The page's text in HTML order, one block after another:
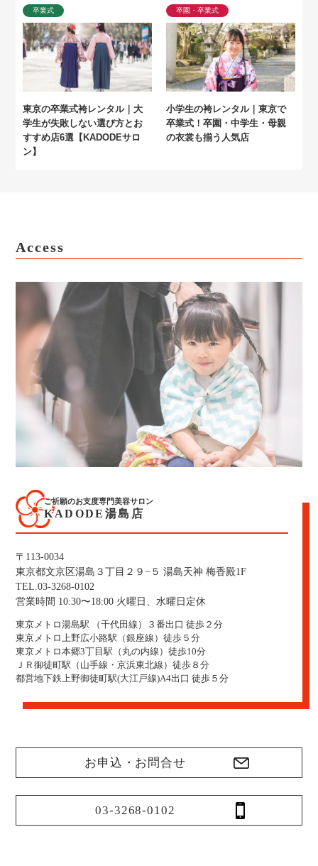
卒業式
東京の卒業式袴レンタル｜大
学生が失敗しない選び方とお
すすめ店6選【KADODEサロ
ン】
卒園・卒業式
小学生の袴レンタル｜東京で
卒業式！卒園・中学生・母親
の衣裳も揃う人気店
Access
ご祈願のお支度専門美容サロン
KADODE湯島店
〒113-0034
東京都文京区湯島３丁目２９−５ 湯島天神 梅香殿1F
TEL.03-3268-0102
営業時間 10:30〜18:00 火曜日、水曜日定休
東京メトロ湯島駅 （千代田線）３番出口 徒歩２分
東京メトロ上野広小路駅（銀座線）徒歩５分
東京メトロ本郷3丁目駅（丸の内線）徒歩10分
ＪＲ御徒町駅（山手線・京浜東北線）徒歩８分
都営地下鉄上野御徒町駅(大江戸線)A4出口 徒歩５分
お申込・お問合せ
03-3268-0102